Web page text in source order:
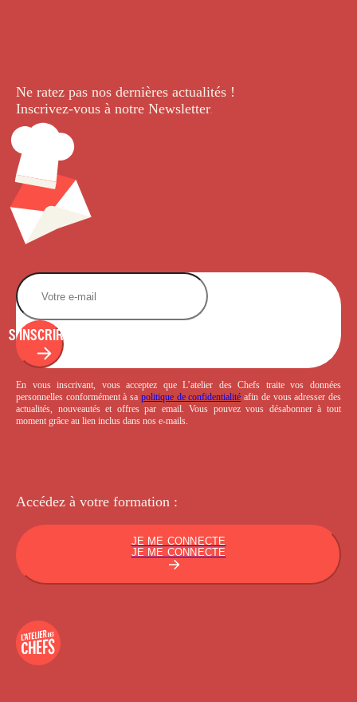
Ne ratez pas nos dernières actualités !
Inscrivez-vous à notre Newsletter.
S'INSCRIRE
En vous inscrivant, vous acceptez que L’atelier des Chefs traite vos données
personnelles conformément à sa politique de confidentialité afin de vous adresser des
actualités, nouveautés et offres par email. Vous pouvez vous désabonner à tout
moment grâce au lien inclus dans nos e-mails.
Accédez à votre formation :
JE ME CONNECTE
JE ME CONNECTE